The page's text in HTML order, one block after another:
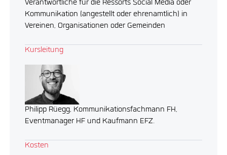
Verantwortliche für die Ressorts Social Media oder
Kommunikation (angestellt oder ehrenamtlich) in
Vereinen, Organisationen oder Gemeinden
Kursleitung
Philipp Rüegg, Kommunikationsfachmann FH,
Eventmanager HF und Kaufmann EFZ.
Kosten